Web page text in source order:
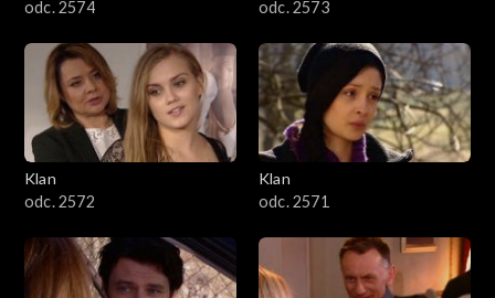
odc. 2574 odc. 2573
Klan
odc. 2572
Klan
odc. 2571